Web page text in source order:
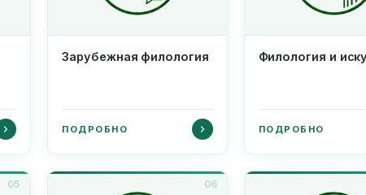
Зарубежная филология
ПОДРОБНО
Филология и
ПОДРОБНО
05 06